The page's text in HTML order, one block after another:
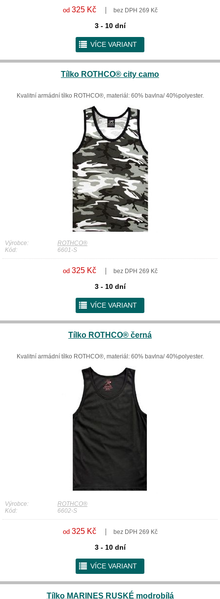
od325 Kč bez DPH 269 Kč
3 - 10 dní
r VÍCE VARIANT
Tílko ROTHCO® city camo
Kvalitní armádní tílko ROTHCO®, materiál: 60% bavlna/ 40%polyester.
Výrobce:
ROTHCO®
Kód:
6601-S
od325 Kč bez DPH 269 Kč
3 - 10 dní
r VÍCE VARIANT
Tílko ROTHCO® černá
Kvalitní armádní tílko ROTHCO®, materiál: 60% bavlna/ 40%polyester.
Výrobce:
ROTHCO®
Kód:
6602-S
od325 Kč bez DPH 269 Kč
3 - 10 dní
r VÍCE VARIANT
Tílko MARINES RUSKÉ modrobílá